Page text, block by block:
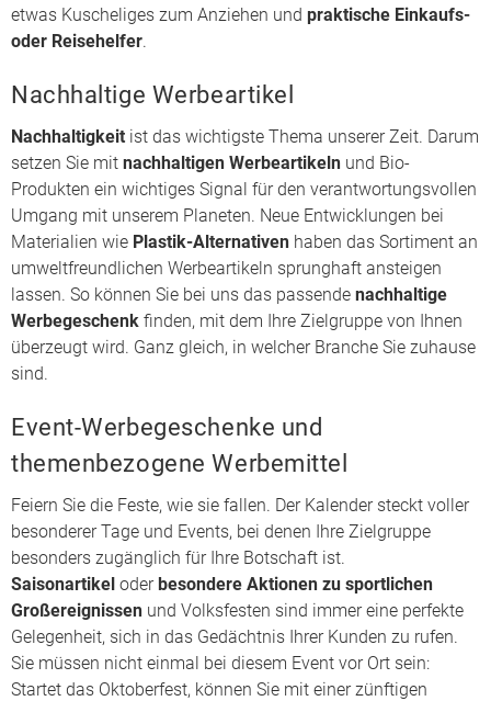
etwas Kuscheliges zum Anziehen und praktische Einkaufs-
oder Reisehelfer.
Nachhaltige Werbeartikel
Nachhaltigkeit ist das wichtigste Thema unserer Zeit. Darum
setzen Sie mit nachhaltigen Werbeartikeln und Bio-
Produkten ein wichtiges Signal für den verantwortungsvollen
Umgang mit unserem Planeten. Neue Entwicklungen bei
Materialien wie Plastik-Alternativen haben das Sortiment an
umweltfreundlichen Werbeartikeln sprunghaft ansteigen
lassen. So können Sie bei uns das passende nachhaltige
Werbegeschenk finden, mit dem Ihre Zielgruppe von Ihnen
überzeugt wird. Ganz gleich, in welcher Branche Sie zuhause
sind.
Event-Werbegeschenke und
themenbezogene Werbemittel
Feiern Sie die Feste, wie sie fallen. Der Kalender steckt voller
besonderer Tage und Events, bei denen Ihre Zielgruppe
besonders zugänglich für Ihre Botschaft ist.
Saisonartikel oderbesondere Aktionen zu sportlichen
Großereignissen und Volksfesten sind immer eine perfekte
Gelegenheit, sich in das Gedächtnis Ihrer Kunden zu rufen.
Sie müssen nicht einmal bei diesem Event vor Ort sein:
Startet das Oktoberfest, können Sie mit einer zünftigen